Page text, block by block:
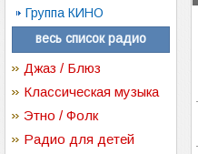
Группа КИНО
весь список радио
Джаз / Блюз
Классическая музыка
Этно / Фолк
Радио для детей